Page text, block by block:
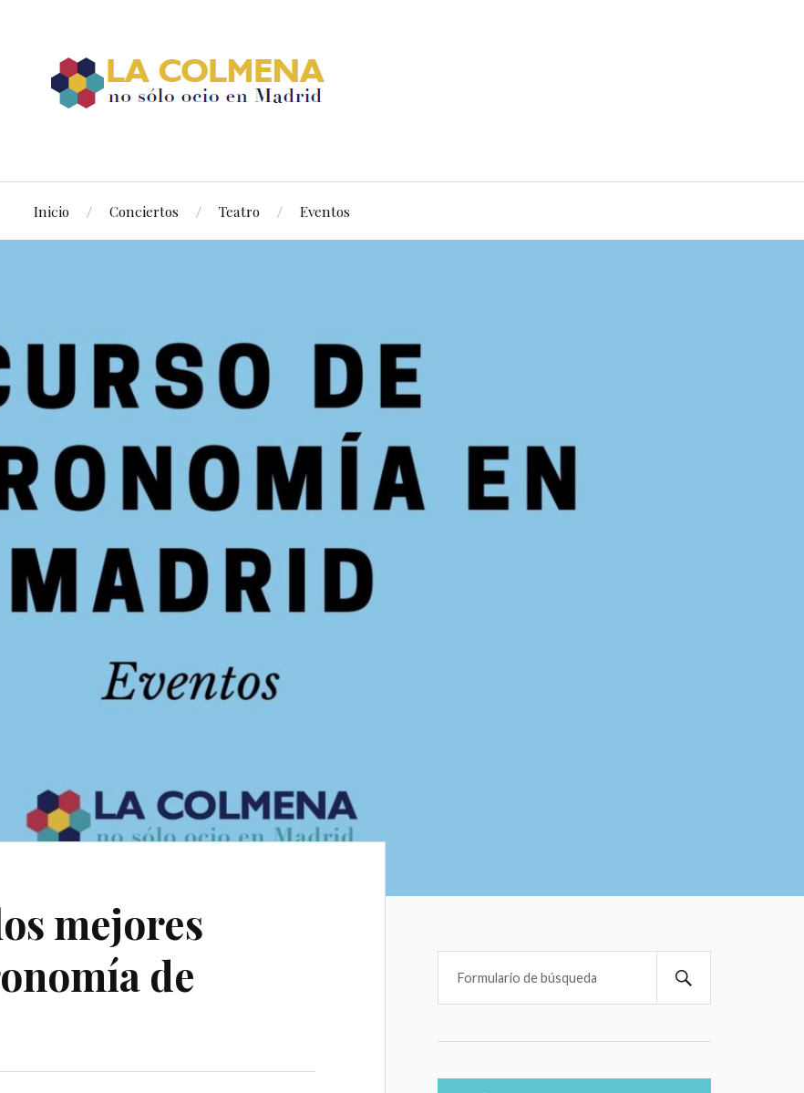
Inicio Conciertos Teatro Eventos
mejores
de